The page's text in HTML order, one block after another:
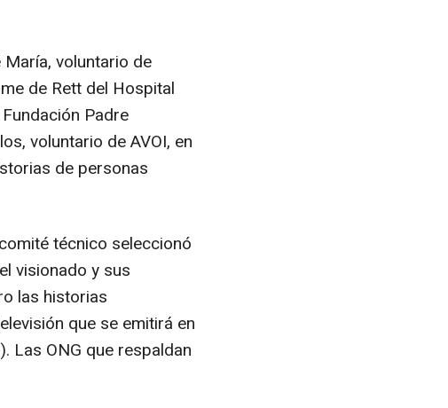
voluntario de
de Rett del Hospital
Padre
voluntario de AVOI, en
de personas
técnico seleccionó
visionado y sus
las historias
que se emitirá en
Las ONG que respaldan